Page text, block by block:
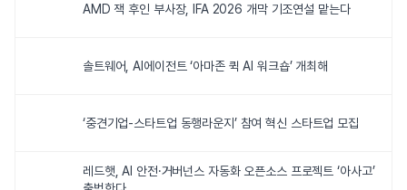
AMD 잭 후인 부사장, IFA 2026 개막 기조연설 맡는다
솔트웨어, AI에이전트 ‘아마존 퀵 AI 워크숍’ 개최해
‘중견기업-스타트업 동행라운지’ 참여 혁신 스타트업 모집
레드햇, AI 안전·거버넌스 자동화 오픈소스 프로젝트 ‘아사고’